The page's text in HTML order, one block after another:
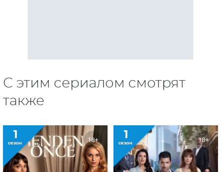
С этим сериалом смотрят
также
1
сезон 18+ 1
сезон 18+